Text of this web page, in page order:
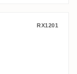
Coco
RX1201